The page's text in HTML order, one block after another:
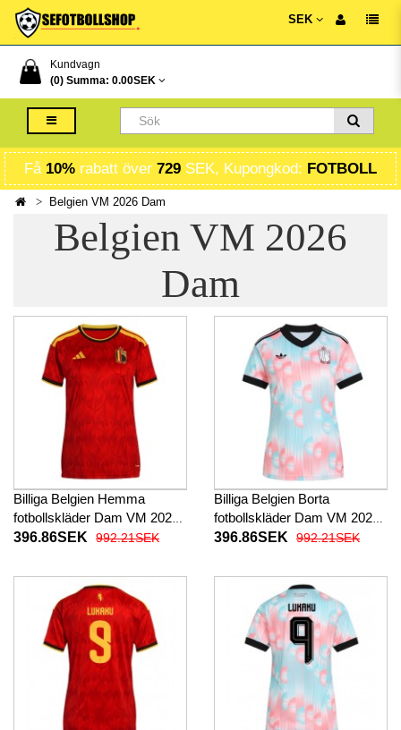
SEK
Kundvagn
(0) Summa: 0.00SEK
Få 10% rabatt över 729 SEK, Kupongkod: FOTBOLL
Belgien VM 2026 Dam
Belgien VM 2026
Dam
Billiga Belgien Hemma
fotbollskläder Dam VM 2026
Kortärmad
396.86SEK 992.21SEK
Billiga Belgien Borta
fotbollskläder Dam VM 2026
Kortärmad
396.86SEK 992.21SEK